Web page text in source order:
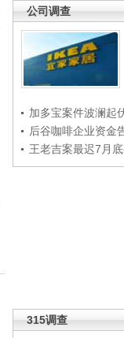
公司调查
加多宝案件波澜起
后谷咖啡企业资金
王老吉案最迟7月
315调查